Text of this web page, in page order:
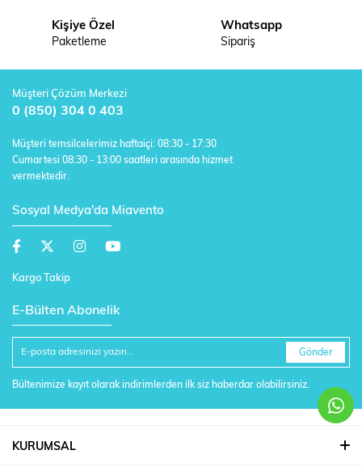
Kişiye Özel
Paketleme
Whatsapp
Sipariş
Müşteri Çözüm Merkezi
0 (850) 304 0 403
Müşteri temsilcelerimiz haftaiçi: 08:30 - 17:30
Cumartesi 08:30 - 13:00 saatleri arasında hizmet
vermektedir.
Sosyal Medya'da Miavento
Kargo Takip
E-Bülten Abonelik
Gönder
Bültenimize kayıt olarak indirimlerden ilk siz haberdar olabilirsiniz.
KURUMSAL